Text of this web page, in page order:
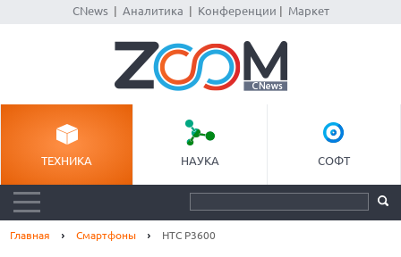
CNews| Аналитика Конференции Маркет
ТЕХНИКА НАУКА СОФТ
Главная Смартфоны HTC P3600